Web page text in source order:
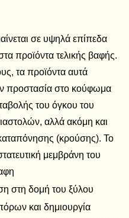
σε υψηλά επίπεδα
προϊόντα τελικής βαφής.
τα προϊόντα αυτά
προστασία στο κούφωμα
του όγκου του
αλλά ακόμη και
(κρούσης). Το
μεμβράνη του
στη δομή του ξύλου
και δημιουργία